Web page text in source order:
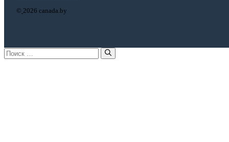
© 2026 canada.by
Поиск: